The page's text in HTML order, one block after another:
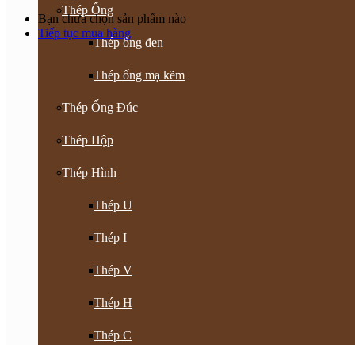
Bạn chưa chọn sản phẩm nào
Tiếp tục mua hàng
Thép Ống
Thép ống đen
Thép ống mạ kẽm
Thép Ống Đúc
Thép Hộp
Thép Hình
Thép U
Thép I
Thép V
Thép H
Thép C